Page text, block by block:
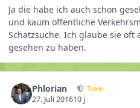
Ja die habe ich auch schon
und kaum öffentliche
Schatzsuche. Ich glaube sie oft
gesehen zu haben.
Phlorian Team
27. Juli 201610 j